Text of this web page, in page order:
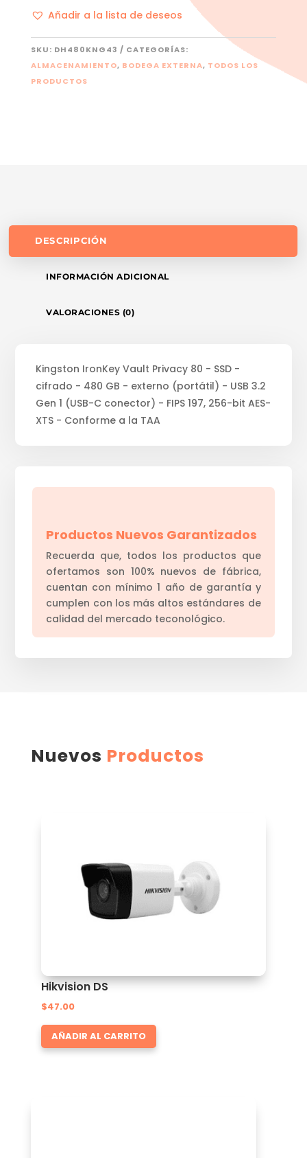
VAULT
80
Añadir a la lista de deseos
SKU: DH480KNG43
CATEGORÍAS:
ALMACENAMIENTO, BODEGA EXTERNA, TODOS LOS
PRODUCTOS
DESCRIPCIÓN
INFORMACIÓN ADICIONAL
VALORACIONES (0)
Kingston IronKey Vault Privacy 80 - SSD -
cifrado - 480 GB - externo (portátil) - USB 3.2
Gen 1 (USB-C conector) - FIPS 197, 256-bit AES-
XTS - Conforme a la TAA
Productos Nuevos Garantizados
Recuerda que, todos los productos que
ofertamos son 100% nuevos de fábrica,
cuentan con mínimo 1 año de garantía y
cumplen con los más altos estándares de
calidad del mercado teconológico.
Nuevos Productos
Hikvision DS
$47.00
AÑADIR AL CARRITO